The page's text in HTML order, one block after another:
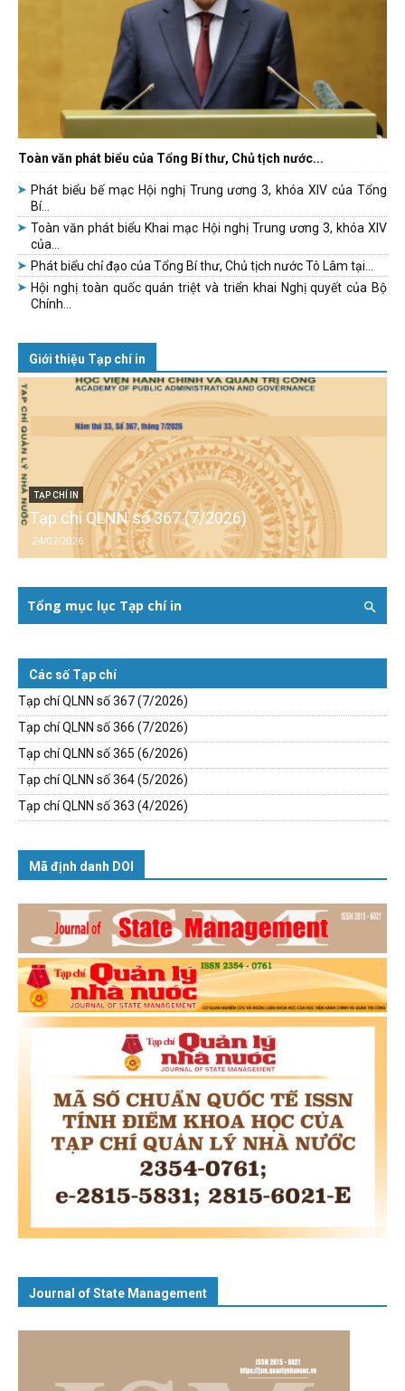
Toàn văn phát biểu của Tổng Bí thư, Chủ tịch nước...
Phát biểu bế mạc Hội nghị Trung ương 3, khóa XIV của Tổng
Bí...
Toàn văn phát biểu Khai mạc Hội nghị Trung ương 3, khóa XIV
của...
Phát biểu chỉ đạo của Tổng Bí thư, Chủ tịch nước Tô Lâm tại...
Hội nghị toàn quốc quán triệt và triển khai Nghị quyết của Bộ
Chính...
Giới thiệu Tạp chí in
TẠP CHÍ IN
Tạp chí QLNN số 367 (7/2026)
24/07/2026
Tổng mục lục Tạp chí in
Các số Tạp chí
Tạp chí QLNN số 367 (7/2026)
Tạp chí QLNN số 366 (7/2026)
Tạp chí QLNN số 365 (6/2026)
Tạp chí QLNN số 364 (5/2026)
Tạp chí QLNN số 363 (4/2026)
Mã định danh DOI
Journal of State Management